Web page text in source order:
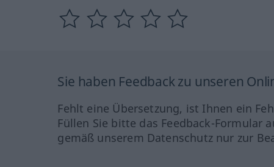
Sie haben Feedback zu unseren
Fehlt eine Übersetzung, ist Ihnen ein
Füllen Sie bitte das Feedback-Formular
gemäß unserem Datenschutz nur zur